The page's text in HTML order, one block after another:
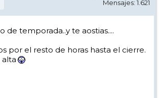
Mensajes: 1.621
de temporada..y te aostias....
por el resto de horas hasta el cierre.